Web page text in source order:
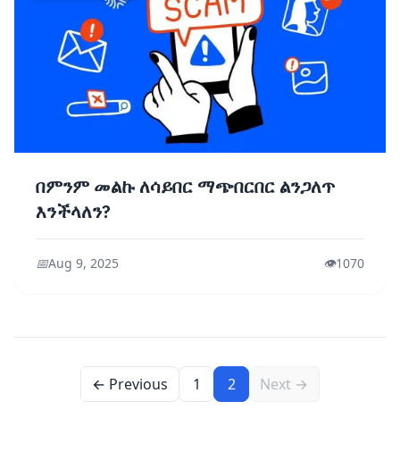
በምንም መልኩ ለሳይበር ማጭበርበር ልንጋለጥ
እንችላለን?
📅Aug 9, 2025 👁️1070
← Previous 1 2 Next →